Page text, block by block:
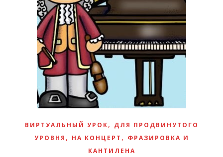
ВИРТУАЛЬНЫЙ УРОК, ДЛЯ ПРОДВИНУТОГО
УРОВНЯ , НА КОНЦЕРТ , ФРАЗИРОВКА И
КАНТИЛЕНА